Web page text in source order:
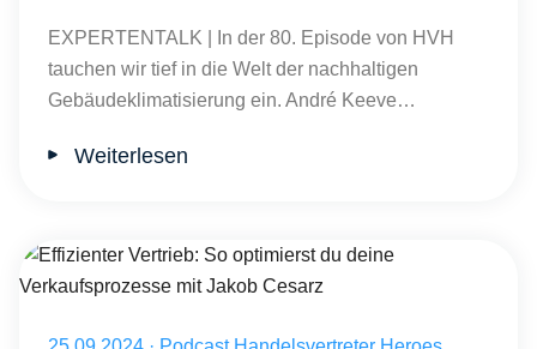
EXPERTENTALK | In der 80. Episode von HVH
tauchen wir tief in die Welt der nachhaltigen
Gebäudeklimatisierung ein. André Keeve…
Weiterlesen